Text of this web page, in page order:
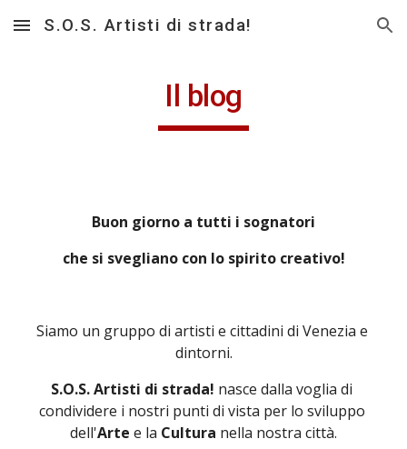
Skip to main content Skip to navigation
S.O.S. Artisti di strada!
Il blog
Buon giorno a tutti i sognatori
che si svegliano con lo spirito creativo!
Siamo un gruppo di artisti e cittadini di Venezia e
dintorni.
S.O.S. Artisti di strada! nasce dalla voglia di
condividere i nostri punti di vista per lo sviluppo
dell'Arte e la Cultura nella nostra città.